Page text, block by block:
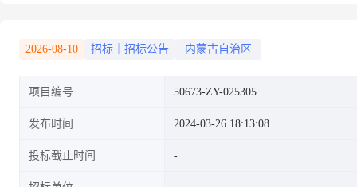
2026-08-10 招标｜招标公告 内蒙古自治区
项目编号 50673-ZY-025305
发布时间 2024-03-26 18:13:08
投标截止时间